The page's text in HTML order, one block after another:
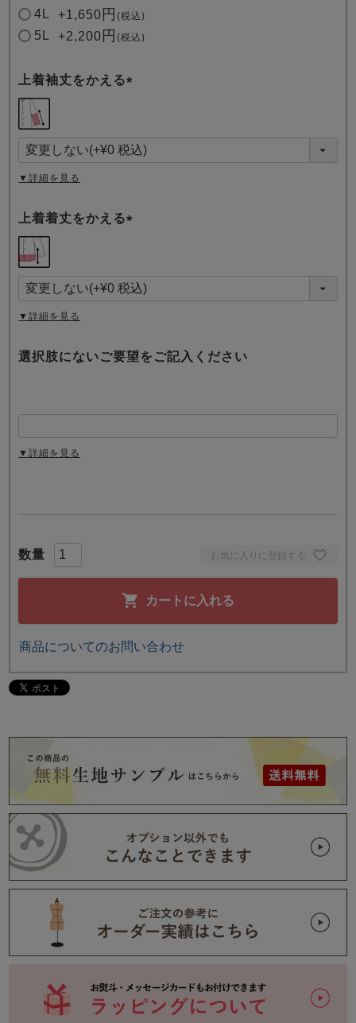
お気に入りに登録する
カートに入れる
4L +1,650 税込
5L +2,200 税込
上着袖丈をかえる
須
)
▼詳細を見る
上着着丈をかえる
須
)
▼詳細を見る
選択肢にないご要望をご記入ください
▼詳細を見る
商品についてのお問い合わせ